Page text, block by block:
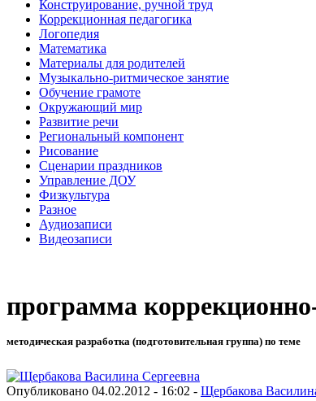
Конструирование, ручной труд
Коррекционная педагогика
Логопедия
Математика
Материалы для родителей
Музыкально-ритмическое занятие
Обучение грамоте
Окружающий мир
Развитие речи
Региональный компонент
Рисование
Сценарии праздников
Управление ДОУ
Физкультура
Разное
Аудиозаписи
Видеозаписи
программа
методическая разработка (подготовительная группа) по теме
Опубликовано 04.02.2012 - 16:02 - Щербакова